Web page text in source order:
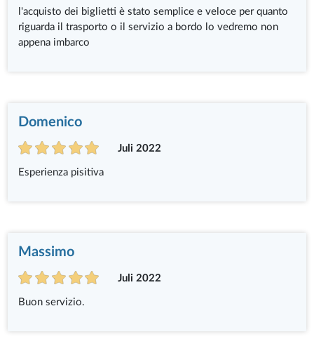
l'acquisto dei biglietti è stato semplice e veloce per quanto
riguarda il trasporto o il servizio a bordo lo vedremo non
appena imbarco
Domenico
Juli 2022
Esperienza pisitiva
Massimo
Juli 2022
Buon servizio.